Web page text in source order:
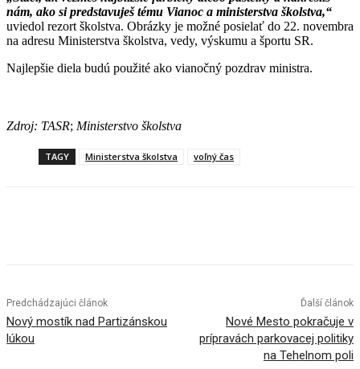
nám, ako si predstavuješ tému Vianoc a ministerstva školstva,“
uviedol rezort školstva. Obrázky je možné posielať do 22. novembra
na adresu Ministerstva školstva, vedy, výskumu a športu SR.
Najlepšie diela budú použité ako vianočný pozdrav ministra.
Zdroj: TASR; Ministerstvo školstva
TAGY Ministerstva školstva voľný čas
Predchádzajúci článok
Nový mostík nad Partizánskou
lúkou
Ďalší článok
Nové Mesto pokračuje v
prípravách parkovacej politiky
na Tehelnom poli